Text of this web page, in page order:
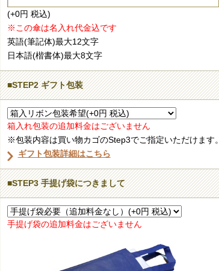
(+0円 税込)
※この傘は名入れ代金込です
英語(筆記体)最大12文字
日本語(楷書体)最大8文字
■STEP2 ギフト包装
箱入れ包装の追加料金はございません
※包装内容は買い物カゴのStep3でご指定いただけます。
ギフト包装詳細はこちら
■STEP3 手提げ袋につきまして
手提げ袋の追加料金はございません